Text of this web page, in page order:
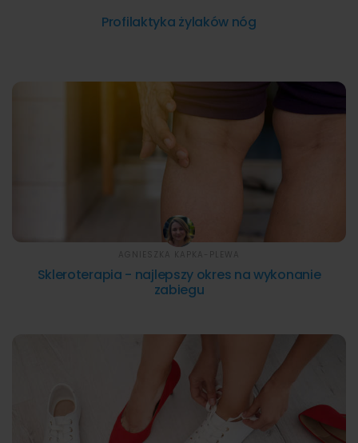
Profilaktyka żylaków nóg
Skleroterapia - najlepszy okres na wykonanie
zabiegu